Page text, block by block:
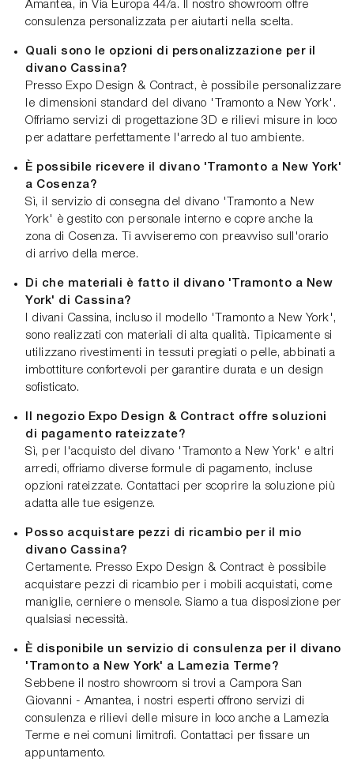
Amantea, in Via Europa 44/a. Il nostro showroom offre
consulenza personalizzata per aiutarti nella scelta.
Quali sono le opzioni di personalizzazione per il
divano Cassina?
Presso Expo Design & Contract, è possibile personalizzare
le dimensioni standard del divano 'Tramonto a New York'.
Offriamo servizi di progettazione 3D e rilievi misure in loco
per adattare perfettamente l'arredo al tuo ambiente.
È possibile ricevere il divano 'Tramonto a New York'
a Cosenza?
Sì, il servizio di consegna del divano 'Tramonto a New
York' è gestito con personale interno e copre anche la
zona di Cosenza. Ti avviseremo con preavviso sull'orario
di arrivo della merce.
Di che materiali è fatto il divano 'Tramonto a New
York' di Cassina?
I divani Cassina, incluso il modello 'Tramonto a New York',
sono realizzati con materiali di alta qualità. Tipicamente si
utilizzano rivestimenti in tessuti pregiati o pelle, abbinati a
imbottiture confortevoli per garantire durata e un design
sofisticato.
Il negozio Expo Design & Contract offre soluzioni
di pagamento rateizzate?
Sì, per l'acquisto del divano 'Tramonto a New York' e altri
arredi, offriamo diverse formule di pagamento, incluse
opzioni rateizzate. Contattaci per scoprire la soluzione più
adatta alle tue esigenze.
Posso acquistare pezzi di ricambio per il mio
divano Cassina?
Certamente. Presso Expo Design & Contract è possibile
acquistare pezzi di ricambio per i mobili acquistati, come
maniglie, cerniere o mensole. Siamo a tua disposizione per
qualsiasi necessità.
È disponibile un servizio di consulenza per il divano
'Tramonto a New York' a Lamezia Terme?
Sebbene il nostro showroom si trovi a Campora San
Giovanni - Amantea, i nostri esperti offrono servizi di
consulenza e rilievi delle misure in loco anche a Lamezia
Terme e nei comuni limitrofi. Contattaci per fissare un
appuntamento.